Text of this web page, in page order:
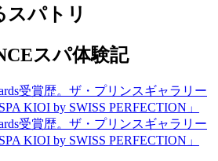
スパトリ
スパ体験記